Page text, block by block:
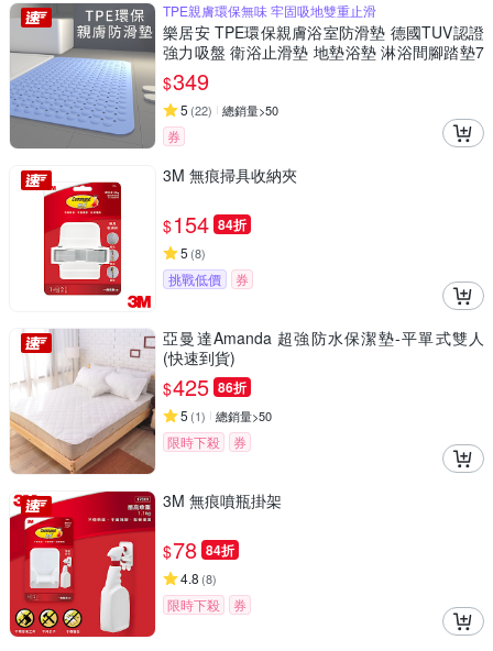
TPE親膚環保無味 牢固吸地雙重止滑
樂居安 TPE環保親膚浴室防滑墊 德國TUV認證
強力吸盤 衛浴止滑墊 地墊浴墊 淋浴間腳踏墊7
0x40cm
$349
5 (22) 總銷量>50
券
3M 無痕掃具收納夾
$154 84折
5 (8)
挑戰低價 券
亞曼達Amanda 超強防水保潔墊-平單式雙人
(快速到貨)
$425 86折
5 (1) 總銷量>50
限時下殺 券
3M 無痕噴瓶掛架
$78 84折
4.8 (8)
限時下殺 券